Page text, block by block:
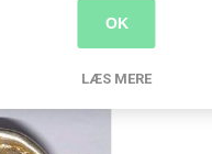
OK
LÆS MERE